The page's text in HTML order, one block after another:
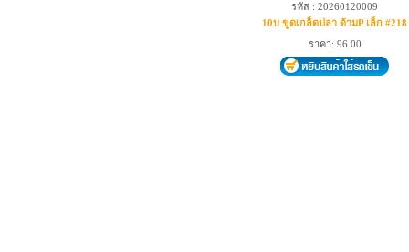
รหัส : 20260120009
10บ ขูดเกล็ดปลา ด้ามP เล็ก #218
ราคา: 96.00